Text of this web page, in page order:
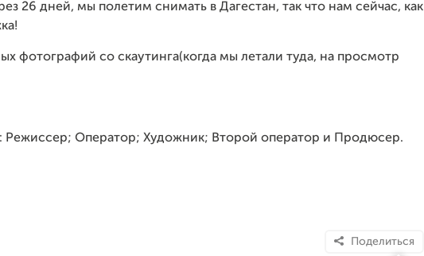
26 дней, мы полетим снимать в Дагестан, так что нам сейчас, как
фотографий со скаутинга(когда мы летали туда, на просмотр
Режиссер; Оператор; Художник; Второй оператор и Продюсер.
Поделиться